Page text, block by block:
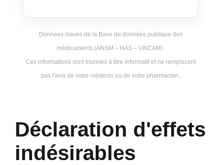
Données issues de la Base de données publique des
médicaments (ANSM – HAS – UNCAM).
Ces informations sont fournies à titre informatif et ne remplacent
pas l'avis de votre médecin ou de votre pharmacien.
Déclaration d'effets
indésirables